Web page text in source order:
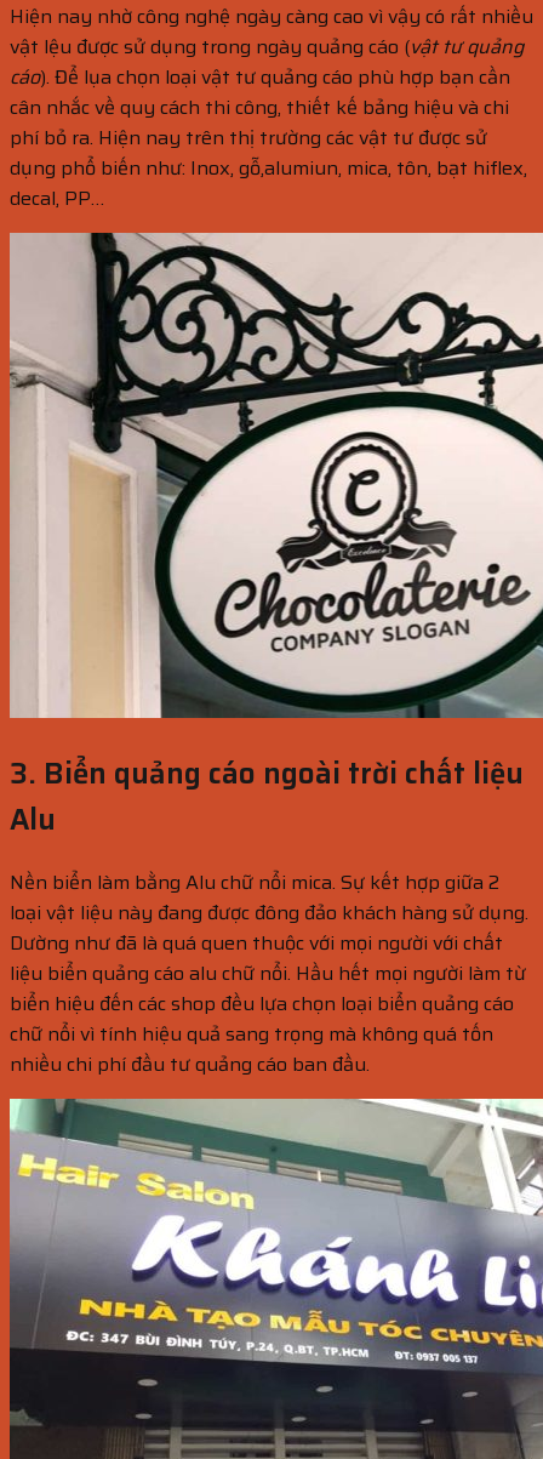
Hiện nay nhờ công nghệ ngày càng cao vì vậy có rất nhiều
vật lệu được sử dụng trong ngày quảng cáo (vật tư quảng
cáo). Để lụa chọn loại vật tư quảng cáo phù hợp bạn cần
cân nhắc về quy cách thi công, thiết kế bảng hiệu và chi
phí bỏ ra. Hiện nay trên thị trường các vật tư được sử
dụng phổ biến như: Inox, gỗ,alumiun, mica, tôn, bạt hiflex,
decal, PP…
3. Biển quảng cáo ngoài trời chất liệu
Alu
Nền biển làm bằng Alu chữ nổi mica. Sự kết hợp giữa 2
loại vật liệu này đang được đông đảo khách hàng sử dụng.
Dường như đã là quá quen thuộc với mọi người với chất
liệu biển quảng cáo alu chữ nổi. Hầu hết mọi người làm từ
biển hiệu đến các shop đều lựa chọn loại biển quảng cáo
chữ nổi vì tính hiệu quả sang trọng mà không quá tốn
nhiều chi phí đầu tư quảng cáo ban đầu.